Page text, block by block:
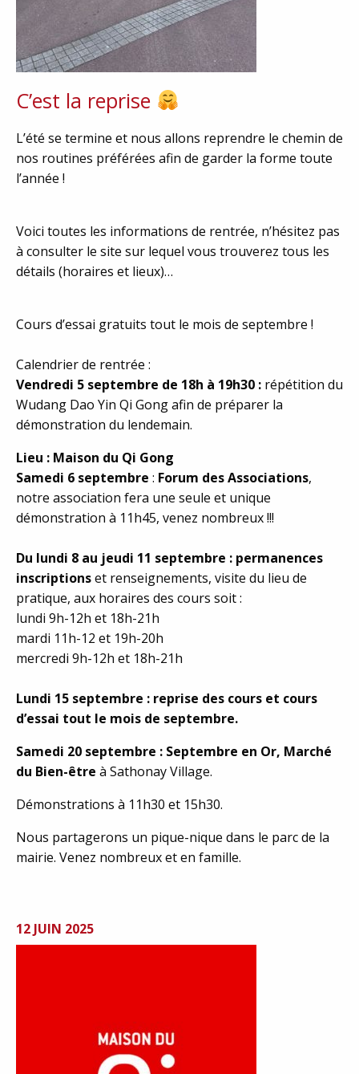
C’est la reprise
L’été se termine et nous allons reprendre le chemin de
nos routines préférées afin de garder la forme toute
l’année !
Voici toutes les informations de rentrée, n’hésitez pas
à consulter le site sur lequel vous trouverez tous les
détails (horaires et lieux)…
Cours d’essai gratuits tout le mois de septembre !
Calendrier de rentrée :
Vendredi 5 septembre de 18h à 19h30 : répétition du
Wudang Dao Yin Qi Gong afin de préparer la
démonstration du lendemain.
Lieu : Maison du Qi Gong
Samedi 6 septembre : Forum des Associations,
notre association fera une seule et unique
démonstration à 11h45, venez nombreux !!!
Du lundi 8 au jeudi 11 septembre : permanences
inscriptionset renseignements, visite du lieu de
pratique, aux horaires des cours soit :
lundi 9h-12h et 18h-21h
mardi 11h-12 et 19h-20h
mercredi 9h-12h et 18h-21h
Lundi 15 septembre : reprise des cours et cours
d’essai tout le mois de septembre.
Samedi 20 septembre : Septembre en Or, Marché
du Bien-être à Sathonay Village.
Démonstrations à 11h30 et 15h30.
Nous partagerons un pique-nique dans le parc de la
mairie. Venez nombreux et en famille.
12 JUIN 2025